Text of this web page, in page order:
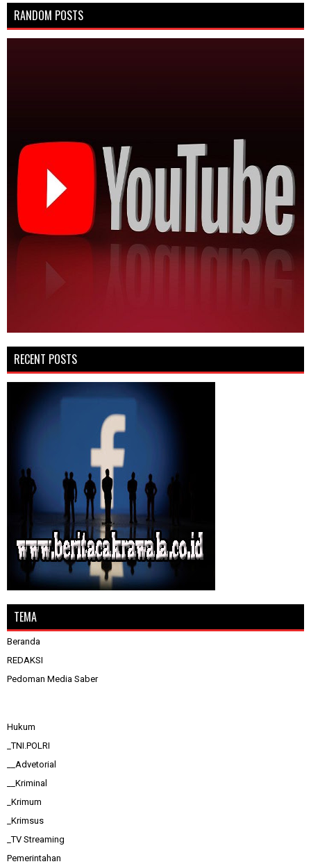
RANDOM POSTS
RECENT POSTS
TEMA
Beranda
REDAKSI
Pedoman Media Saber
Hukum
_TNI.POLRI
__Advetorial
__Kriminal
_Krimum
_Krimsus
_TV Streaming
Pemerintahan